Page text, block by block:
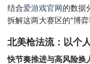
结合爱游戏官网 的数据
拆解这两大赛区的“博弈
北美枪法流：以个
快节奏推进与高风险换